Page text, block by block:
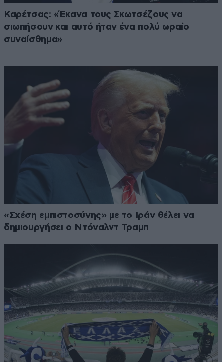
Καρέτσας: «Έκανα τους Σκωτσέζους να
σιωπήσουν και αυτό ήταν ένα πολύ ωραίο
συναίσθημα»
«Σχέση εμπιστοσύνης» με το Ιράν θέλει να
δημιουργήσει ο Ντόναλντ Τραμπ